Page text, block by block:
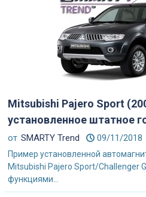
Mitsubishi Pajero Sport
установленное штатное
от SMARTY Trend 09/11/2018
Пример установленной
Mitsubishi Pajero Sport/Challenger
функциями...